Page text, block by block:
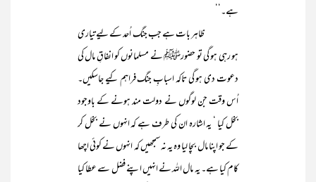
ہے۔‘‘
ظاہر بات ہے جب جنگ اُحد کے لیے تیاری
ہو رہی ہو گی تو حضورﷺ نے مسلمانوں کو انفاقِ مال کی
دعوت دی ہو گی تاکہ اسبابِ جنگ فراہم کیے جاسکیں۔
اُس وقت جن لوگوں نے دولت مند ہونے کے باوجود
بخل کیا ‘ یہ اشارہ ان کی طرف ہے کہ انہوں نے بخل کر
کے جو اپنا مال بچا لیا وہ یہ نہ سمجھیں کہ انہوں نے کوئی اچھا
کام کیا ہے۔ یہ مال اللہ نے انہیں اپنے فضل سے عطا کیا